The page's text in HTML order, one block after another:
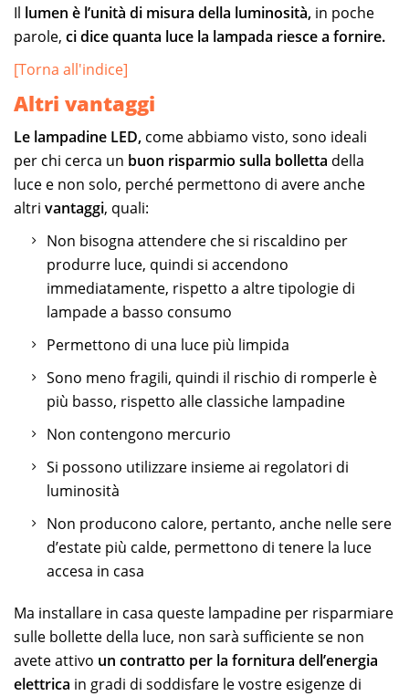
Il lumen è l’unità di misura della luminosità, in poche
parole, ci dice quanta luce la lampada riesce a fornire.
[Torna all'indice]
Altri vantaggi
Le lampadine LED, come abbiamo visto, sono ideali
per chi cerca un buon risparmio sulla bolletta della
luce e non solo, perché permettono di avere anche
altri vantaggi, quali:
Non bisogna attendere che si riscaldino per
produrre luce, quindi si accendono
immediatamente, rispetto a altre tipologie di
lampade a basso consumo
Permettono di una luce più limpida
Sono meno fragili, quindi il rischio di romperle è
più basso, rispetto alle classiche lampadine
Non contengono mercurio
Si possono utilizzare insieme ai regolatori di
luminosità
Non producono calore, pertanto, anche nelle sere
d’estate più calde, permettono di tenere la luce
accesa in casa
Ma installare in casa queste lampadine per risparmiare
sulle bollette della luce, non sarà sufficiente se non
avete attivo un contratto per la fornitura dell’energia
elettrica in gradi di soddisfare le vostre esigenze di